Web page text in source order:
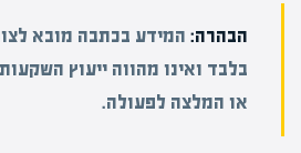
הבהרה: המידע בכתבה מובא
בלבד ואינו מהווה ייעוץ
או המלצה לפעולה.